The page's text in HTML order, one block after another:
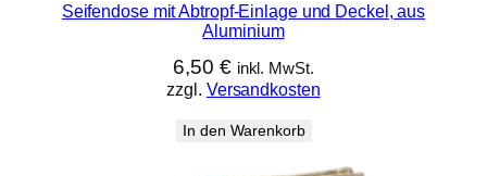
Seifendose mit Abtropf-Einlage und Deckel, aus
Aluminium
6,50 € inkl. MwSt.
zzgl. Versandkosten
In den Warenkorb